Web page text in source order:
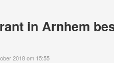
in Arnhem
2018 om 15:55